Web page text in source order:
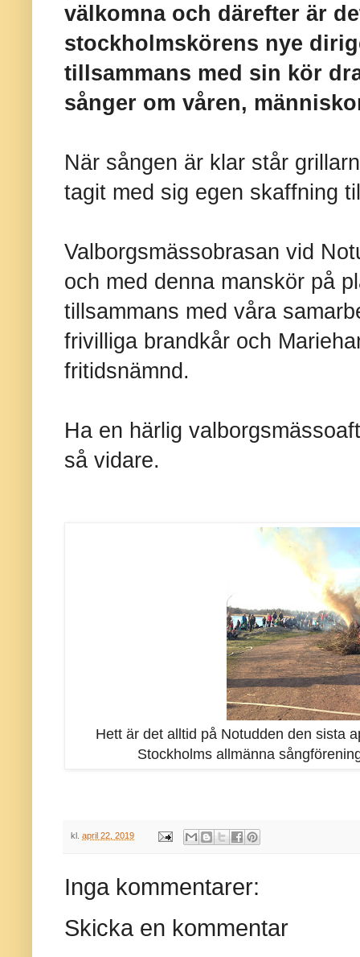
välkomna och därefter är
stockholmskörens nye
tillsammans med sin kör
sånger om våren,
När sången är klar står
tagit med sig egen skaffning
Valborgsmässobrasan vid
och med denna manskör på
tillsammans med våra
frivilliga brandkår och
fritidsnämnd.
Ha en härlig
så vidare.
Hett är det alltid på Notudden den sista
Stockholms allmänna
kl. april 22, 2019
Inga kommentarer:
Skicka en kommentar